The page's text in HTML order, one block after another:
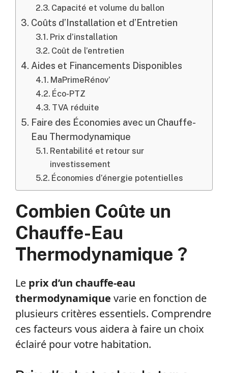
Capacité et volume du ballon
Coûts d’Installation et d’Entretien
Prix d’installation
Coût de l’entretien
Aides et Financements Disponibles
MaPrimeRénov’
Éco-PTZ
TVA réduite
Faire des Économies avec un Chauffe-
Eau Thermodynamique
Rentabilité et retour sur
investissement
Économies d’énergie potentielles
Combien Coûte un
Chauffe-Eau
Thermodynamique ?
Le prix d’un chauffe-eau
thermodynamique varie en fonction de
plusieurs critères essentiels. Comprendre
ces facteurs vous aidera à faire un choix
éclairé pour votre habitation.